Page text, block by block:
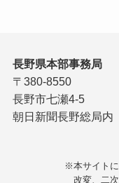
長野県本部事務局
〒380-8550
長野市七瀬4-5
朝日新聞長野総局内
※本サイトに
改変、二次